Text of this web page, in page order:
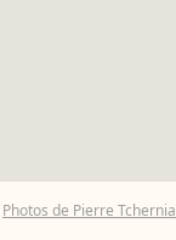
Photos de Pierre Tchernia